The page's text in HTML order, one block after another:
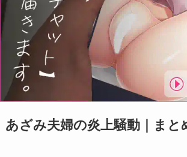
あざみ夫婦の炎上騒動｜まと